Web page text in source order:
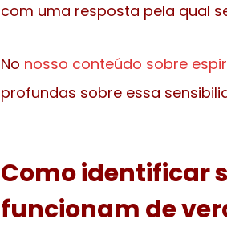
com uma resposta pela qual
No nosso conteúdo sobre
profundas sobre essa
Como identificar
funcionam de